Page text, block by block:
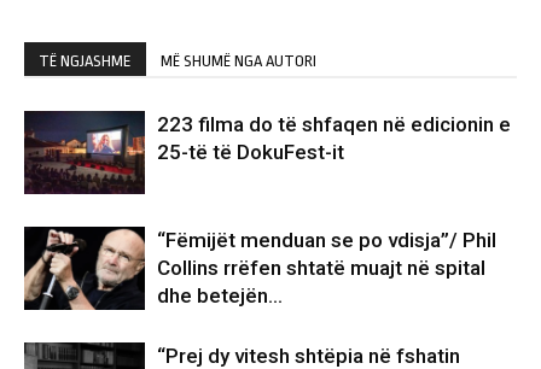
TË NGJASHME MË SHUMË NGA AUTORI
223 filma do të shfaqen në edicionin e
25-të të DokuFest-it
“Fëmijët menduan se po vdisja”/ Phil
Collins rrëfen shtatë muajt në spital
dhe betejën…
“Prej dy vitesh shtëpia në fshatin